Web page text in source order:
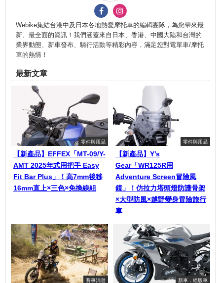
Webike集結台港中及日本各地熱愛摩托車的編輯團隊，為您帶來最
新、最全面的資訊！我們涵蓋來自日本、香港、中國大陸和台灣的
業界動態、新車發布、騎行活動等精彩內容，滿足您對電單車/摩托
車的熱情！
最新文章
零件與用品
【新產品】EFFEX「MT-09/Y-
AMT 2025年式用把手 Easy
Fit Bar Plus」！高7mm後移
16mm直上×三色×免換線組
零件與用品
【新產品】Y’s
Gear「WR125R用
Adventure Screen冒險風
鏡」！仿拉力塔頭燈防護骨架
×大型防風×越野變身冒險旅行
車
賽事消息 新車．絕版車